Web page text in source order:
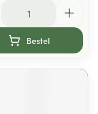
Bestel